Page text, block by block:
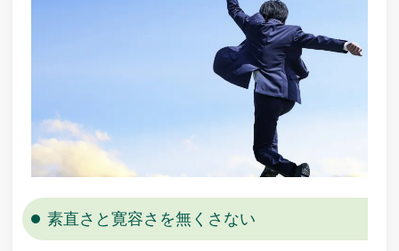
素直さと寛容さを無くさない